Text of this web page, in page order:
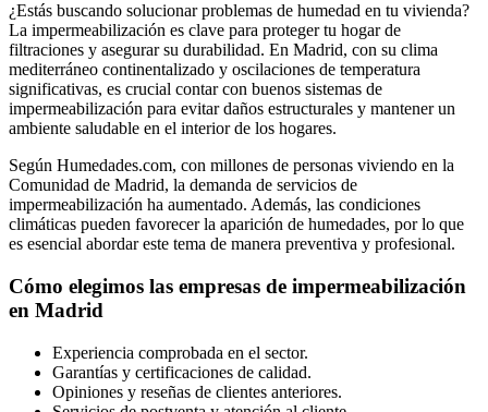
¿Estás buscando solucionar problemas de humedad en tu vivienda?
La impermeabilización es clave para proteger tu hogar de
filtraciones y asegurar su durabilidad. En Madrid, con su clima
mediterráneo continentalizado y oscilaciones de temperatura
significativas, es crucial contar con buenos sistemas de
impermeabilización para evitar daños estructurales y mantener un
ambiente saludable en el interior de los hogares.
Según Humedades.com, con millones de personas viviendo en la
Comunidad de Madrid, la demanda de servicios de
impermeabilización ha aumentado. Además, las condiciones
climáticas pueden favorecer la aparición de humedades, por lo que
es esencial abordar este tema de manera preventiva y profesional.
Cómo elegimos las empresas de impermeabilización
en Madrid
Experiencia comprobada en el sector.
Garantías y certificaciones de calidad.
Opiniones y reseñas de clientes anteriores.